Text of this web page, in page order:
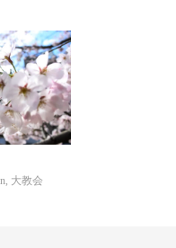
, 大教会